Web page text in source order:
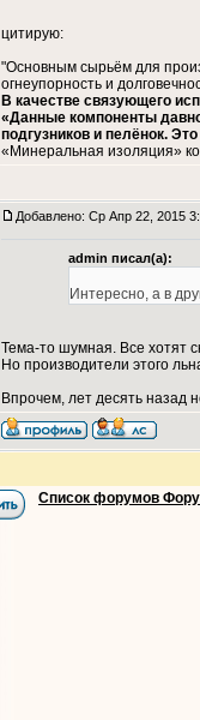
цитирую:
"Основным сырьём для
огнеупорность и
В качестве связующего
«Данные компоненты
подгузников и пелёнок.
«Минеральная изоляция»
Добавлено: Ср Апр 22, 2015
admin писал(а):
Интересно, а в
Тема-то шумная. Все хотят
Но производители этого
Впрочем, лет десять назад
Список форумов